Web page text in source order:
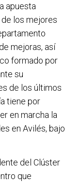
apuesta
los mejores
mejoras, así
formado por
su
de los últimos
tiene por
en marcha la
en Avilés, bajo
del Clúster
que